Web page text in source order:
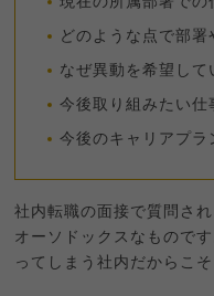
どのような点で部
なぜ異動を希望して
今後取り組みたい仕
今後のキャリアプラ
社内転職の面接で質問さ
オーソドックスなもので
ってしまう社内だからこ